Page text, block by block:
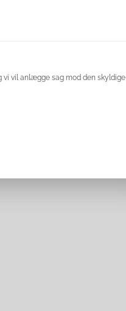
vi vil anlægge sag mod den skyldige